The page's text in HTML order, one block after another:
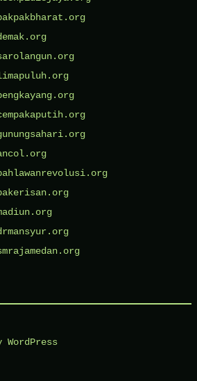
WordPress